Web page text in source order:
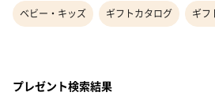
ベビー・キッズ ギフトカタログ ギフ
プレゼント検索結果